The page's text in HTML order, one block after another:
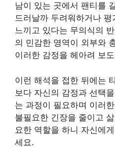
남이 있는 곳에서 팬티를
드러날까 두려워하거나
느끼고 있다는 무의식의
의 민감한 영역이 외부와
이러한 감정을 헤아려 보
이런 해석을 접한 뒤에는
보다 자신의 감정과 선택
는 과정이 필요하며 이러
불필요한 긴장을 줄이고
요한 역할을 하니 자신에
세요.